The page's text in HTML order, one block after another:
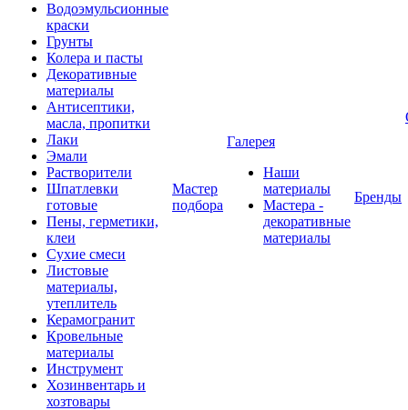
Водоэмульсионные
краски
Грунты
Колера и пасты
Декоративные
материалы
Антисептики,
масла, пропитки
Лаки
Эмали
Растворители
Шпатлевки
готовые
Пены, герметики,
клеи
Сухие смеси
Листовые
материалы,
утеплитель
Керамогранит
Кровельные
материалы
Инструмент
Хозинвентарь и
хозтовары
Мастер
подбора
Галерея
Наши
материалы
Мастера -
декоративные
материалы
Бренды